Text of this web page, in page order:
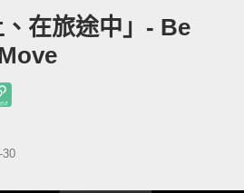
、在旅途中」- Be
30